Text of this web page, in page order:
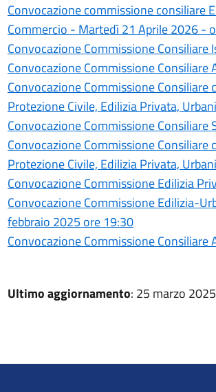
Convocazione commissione consiliare
Commercio - Martedì 21 Aprile 2026 -
Convocazione Commissione
Convocazione Commissione
Convocazione Commissione
Protezione Civile, Edilizia Privata,
Convocazione Commissione
Convocazione Commissione
Protezione Civile, Edilizia Privata,
Convocazione Commissione Edilizia
Convocazione Commissione Edilizia-
febbraio 2025 ore 19:30
Convocazione Commissione
Ultimo aggiornamento: 25 marzo